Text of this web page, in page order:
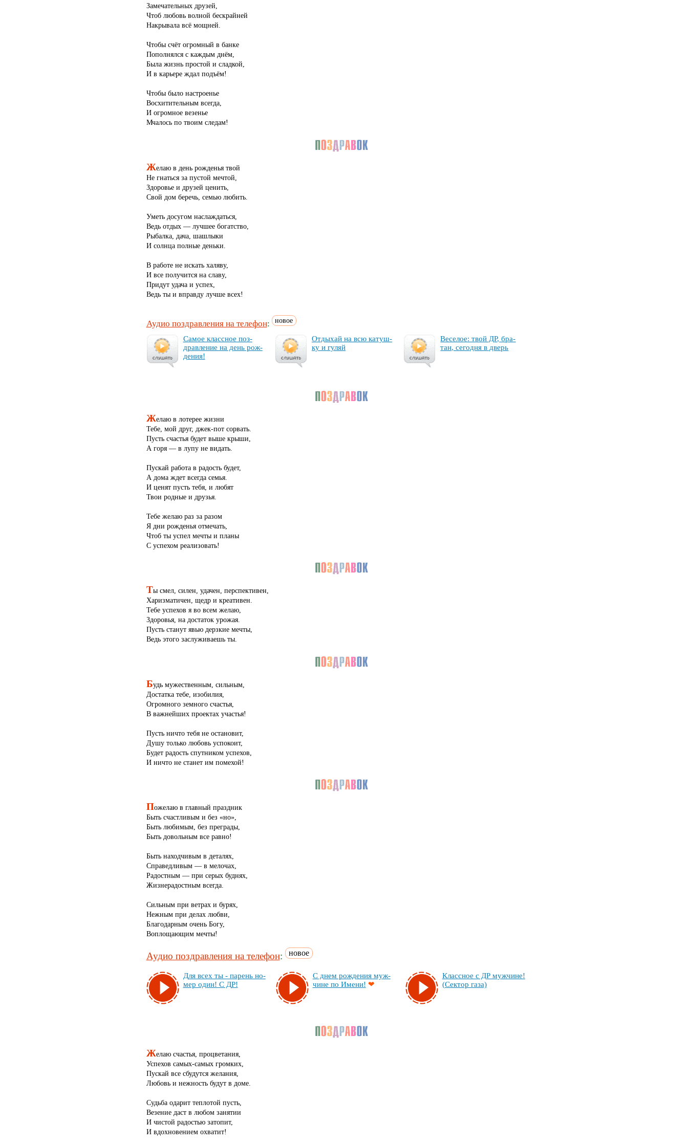
Замечательных друзей,
Чтоб любовь волной бескрайней
Накрывала всё мощней.
Чтобы счёт огромный в банке
Пополнялся с каждым днём,
Была жизнь простой и сладкой,
И в карьере ждал подъём!
Чтобы было настроенье
Восхитительным всегда,
И огромное везенье
Мчалось по твоим следам!
Желаю в день рожденья твой
Не гнаться за пустой мечтой,
Здоровье и друзей ценить,
Свой дом беречь, семью любить.
Уметь досугом наслаждаться,
Ведь отдых — лучшее богатство,
Рыбалка, дача, шашлыки
И солнца полные деньки.
В работе не искать халяву,
И все получится на славу,
Придут удача и успех,
Ведь ты и вправду лучше всех!
Аудио поздравления на телефон: новое
Са­мое клас­сное поз­
драв­ле­ние на день рож­
де­ния!
От­ды­хай на всю ка­туш­
ку и гу­ляй
Ве­се­лое: твой ДР, бра­
тан, се­год­ня в дверь
Желаю в лотерее жизни
Тебе, мой друг, джек-пот сорвать.
Пусть счастья будет выше крыши,
А горя — в лупу не видать.
Пускай работа в радость будет,
А дома ждет всегда семья.
И ценят пусть тебя, и любят
Твои родные и друзья.
Тебе желаю раз за разом
Я дни рожденья отмечать,
Чтоб ты успел мечты и планы
С успехом реализовать!
Ты смел, силен, удачен, перспективен,
Харизматичен, щедр и креативен.
Тебе успехов я во всем желаю,
Здоровья, на достаток урожая.
Пусть станут явью дерзкие мечты,
Ведь этого заслуживаешь ты.
Будь мужественным, сильным,
Достатка тебе, изобилия,
Огромного земного счастья,
В важнейших проектах участья!
Пусть ничто тебя не остановит,
Душу только любовь успокоит,
Будет радость спутником успехов,
И ничто не станет им помехой!
Пожелаю в главный праздник
Быть счастливым и без «но»,
Быть любимым, без преграды,
Быть довольным все равно!
Быть находчивым в деталях,
Справедливым — в мелочах,
Радостным — при серых буднях,
Жизнерадостным всегда.
Сильным при ветрах и бурях,
Нежным при делах любви,
Благодарным очень Богу,
Воплощающим мечты!
Аудио поздравления на телефон: новое
Для всех ты - па­рень но­
мер один! С ДР!
С днем рож­де­ния муж­
чи­не по Име­ни! ❤
Клас­сное с ДР муж­чи­не!
(Сек­тор га­за)
Желаю счастья, процветания,
Успехов самых-самых громких,
Пускай все сбудутся желания,
Любовь и нежность будут в доме.
Судьба одарит теплотой пусть,
Везение даст в любом занятии
И чистой радостью затопит,
И вдохновением охватит!